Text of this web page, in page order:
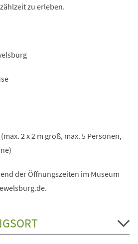
zu erleben.
2 x 2 m groß, max. 5 Personen,
der Öffnungszeiten im Museum